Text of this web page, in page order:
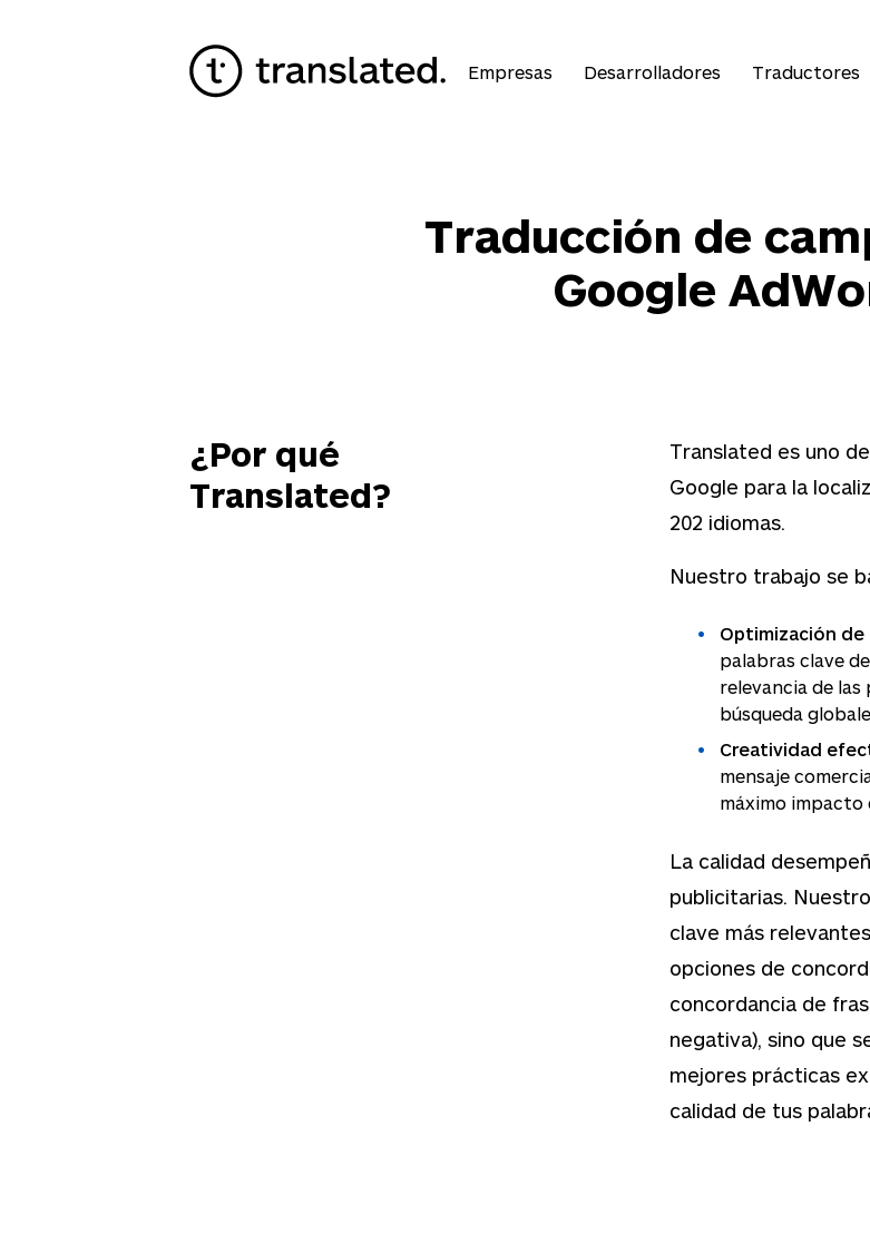
Empresas Desarrolladores Traductores
Traducción de
Google
¿Por qué
Translated?
Translated es uno
Google para la
202 idiomas.
Nuestro trabajo se
Optimización de
palabras clave
relevancia de
búsqueda
Creatividad
mensaje
máximo impacto
La calidad
publicitarias.
clave más
opciones de
concordancia de
negativa), sino que
mejores prácticas
calidad de tus